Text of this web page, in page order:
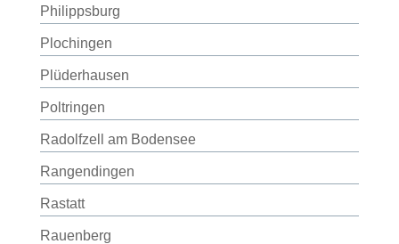
Philippsburg
Plochingen
Plüderhausen
Poltringen
Radolfzell am Bodensee
Rangendingen
Rastatt
Rauenberg